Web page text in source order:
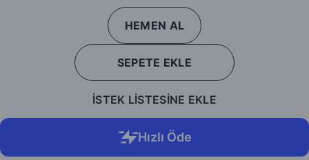
HEMEN AL
SEPETE EKLE
İSTEK LİSTESİNE EKLE